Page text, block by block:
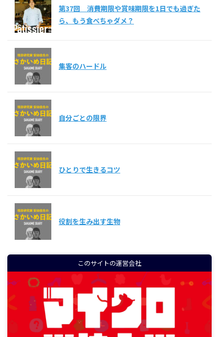
第37回 消費期限や賞味期限を1日でも過ぎた
ら、もう食べちゃダメ？
集客のハードル
自分ごとの限界
ひとりで生きるコツ
役割を生み出す生物
このサイトの運営会社